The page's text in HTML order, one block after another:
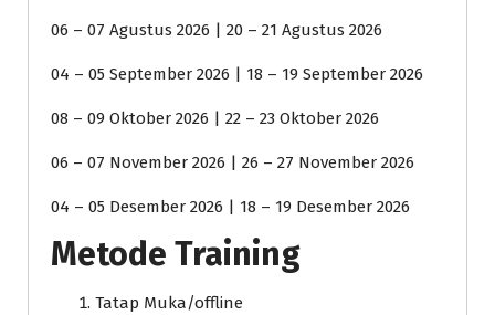
06 – 07 Agustus 2026 | 20 – 21 Agustus 2026
04 – 05 September 2026 | 18 – 19 September 2026
08 – 09 Oktober 2026 | 22 – 23 Oktober 2026
06 – 07 November 2026 | 26 – 27 November 2026
04 – 05 Desember 2026 | 18 – 19 Desember 2026
Metode Training
Tatap Muka/offline